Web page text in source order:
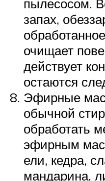
пылесосом.
запах,
очищает
действует
остаются
Эфирные
обычной
обработать
эфирным
ели, кедра,
мандарина,